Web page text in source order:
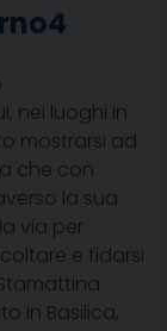
nei luoghi in
mostrarsi ad
che con
la sua
via per
e fidarsi
in Basilica,